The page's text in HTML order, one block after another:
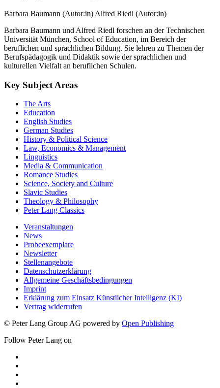
Barbara Baumann (Autor:in) Alfred Riedl (Autor:in)
Barbara Baumann und Alfred Riedl forschen an der Technischen
Universität München, School of Education, im Bereich der
beruflichen und sprachlichen Bildung. Sie lehren zu Themen der
Berufspädagogik und Didaktik sowie der sprachlichen und
kulturellen Vielfalt an beruflichen Schulen.
Key Subject Areas
The Arts
Education
English Studies
German Studies
History & Political Science
Law, Economics & Management
Linguistics
Media & Communication
Romance Studies
Science, Society and Culture
Slavic Studies
Theology & Philosophy
Peter Lang Classics
Veranstaltungen
News
Probeexemplare
Newsletter
Stellenangebote
Datenschutzerklärung
Allgemeine Geschäftsbedingungen
Imprint
Erklärung zum Einsatz Künstlicher Intelligenz (KI)
Vertrag widerrufen
© Peter Lang Group AG powered by Open Publishing
Follow Peter Lang on